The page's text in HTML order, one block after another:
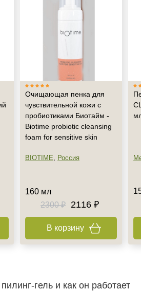
Очищающая пенка для
чувствительной кожи с
пробиотиками Биотайм -
Biotime probiotic cleansing
foam for sensitive skin
BIOTIME, Россия
160 мл
2300 ₽
2116 ₽
В корзину
и как он работает